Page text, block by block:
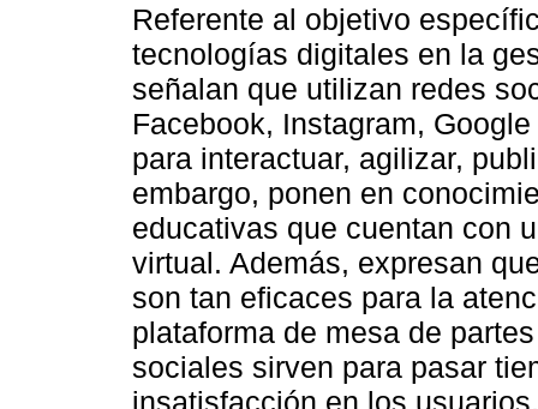
Referente al objetivo
tecnologías digitales en la
señalan que utilizan redes
Facebook, Instagram,
para interactuar, agilizar,
embargo, ponen en
educativas que cuentan con
virtual. Además, expresan
son tan eficaces para la
plataforma de mesa de
sociales sirven para pasar
insatisfacción en los usuarios.